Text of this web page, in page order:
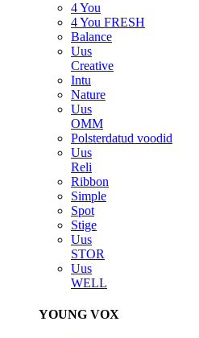
4 You
4 You FRESH
Balance
Uus
Creative
Intu
Nature
Uus
OMM
Polsterdatud voodid
Uus
Reli
Ribbon
Simple
Spot
Stige
Uus
STOR
Uus
WELL
YOUNG VOX